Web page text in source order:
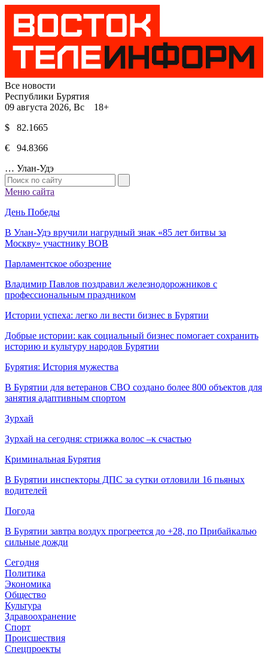
Все новости
Республики Бурятия
09 августа 2026, Вс 18+
$ 82.1665
€ 94.8366
… Улан-Удэ
Меню сайта
День Победы
В Улан-Удэ вручили нагрудный знак «85 лет битвы за
Москву» участнику ВОВ
Парламентское обозрение
Владимир Павлов поздравил железнодорожников с
профессиональным праздником
Истории успеха: легко ли вести бизнес в Бурятии
Добрые истории: как социальный бизнес помогает сохранить
историю и культуру народов Бурятии
Бурятия: История мужества
В Бурятии для ветеранов СВО создано более 800 объектов для
занятия адаптивным спортом
Зурхай
Зурхай на сегодня: стрижка волос –к счастью
Криминальная Бурятия
В Бурятии инспекторы ДПС за сутки отловили 16 пьяных
водителей
Погода
В Бурятии завтра воздух прогреется до +28, по Прибайкалью
сильные дожди
Сегодня
Политика
Экономика
Общество
Культура
Здравоохранение
Спорт
Происшествия
Спецпроекты